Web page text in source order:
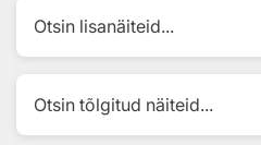
Otsin lisanäiteid...
Otsin tõlgitud näiteid...